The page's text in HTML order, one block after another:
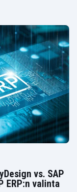
vs. SAP
ERP:n valinta